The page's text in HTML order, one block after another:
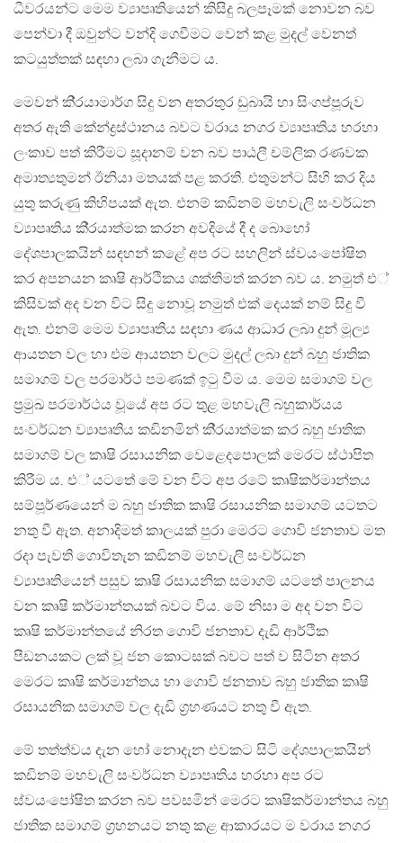
ධීවරයන්ට මෙම ව්‍යාපෘතියෙන් කිසිදු බලපෑමක් නොවන බව
පෙන්වා දී ඔවුන්ට වන්දි ගෙවීමට වෙන් කළ මුදල් වෙනත්
කටයුත්තක් සඳහා ලබා ගැනීමට ය.
මෙවන් කි‍්‍රයාමාර්ග සිදු වන අතරතුර ඩුබායි හා සිංගප්පූරුව
අතර ඇති කේන්ද්‍රස්ථානය බවට වරාය නගර ව්‍යාපෘතිය හරහා
ලංකාව පත් කිරීමට සූදානම් වන බව පාඨලී චම්ලික රණවක
අමාත්‍යතුමන් ඊනියා මතයක් පළ කරති. එතුමන්ට සිහි කර දිය
යුතු කරුණු කිහිපයක් ඇත. එනම් කඩිනම් මහවැලි සංවර්ධන
ව්‍යාපෘතිය කි‍්‍රයාත්මක කරන අවදියේ දී ද බොහෝ
දේශපාලකයින් සඳහන් කළේ අප රට සහලින් ස්වයංපෝෂිත
කර අපනයන කෘෂි ආර්ථිකය ශක්තිමත් කරන බව ය. නමුත් එ්
කිසිවක් අද වන විට සිදු නොවූ නමුත් එක් දෙයක් නම් සිදු වී
ඇත. එනම් මෙම ව්‍යාපෘතිය සඳහා ණය ආධාර ලබා දුන් මූල්‍ය
ආයතන වල හා එම ආයතන වලට මුදල් ලබා දුන් බහු ජාතික
සමාගම් වල පරමාර්ථ පමණක් ඉටු වීම ය. මෙම සමාගම් වල
ප‍්‍රමුඛ පරමාර්ථය වූයේ අප රට තුළ මහවැලි බහුකාර්යය
සංවර්ධන ව්‍යාපෘතිය කඩිනමින් කි‍්‍රයාත්මක කර බහු ජාතික
සමාගම් වල කෘෂි රසායනික වෙළෙදපොලක් මෙරට ස්ථාපිත
කිරීම ය. එ් යටතේ මේ වන විට අප රටේ කෘෂිකර්මාන්තය
සම්පූර්ණයෙන් ම බහු ජාතික කෘෂි රසායනික සමාගම් යටතට
නතු වී ඇත. අනාදිමත් කාලයක් පුරා මෙරට ගොවි ජනතාව මත
රදා පැවති ගොවිතැන කඩිනම් මහවැලි සංවර්ධන
ව්‍යාපෘතියෙන් පසුව කෘෂි රසායනික සමාගම් යටතේ පාලනය
වන කෘෂි කර්මාන්තයක් බවට විය. මේ නිසා ම අද වන විට
කෘෂි කර්මාන්තයේ නිරත ගොවි ජනතාව දැඩි ආර්ථික
පීඩනයකට ලක් වූ ජන කොටසක් බවට පත් ව සිටින අතර
මෙරට කෘෂි කර්මාන්තය හා ගොවි ජනතාව බහු ජාතික කෘෂි
රසායනික සමාගම් වල දැඩි ග‍්‍රහණයට නතු වී ඇත.
මේ තත්ත්වය දැන හෝ නොදැන එවකට සිටි දේශපාලකයින්
කඩිනම් මහවැලි සංවර්ධන ව්‍යාපෘතිය හරහා අප රට
ස්වයංපෝෂිත කරන බව පවසමින් මෙරට කෘෂිකර්මාන්තය බහු
ජාතික සමාගම් ග‍්‍රහනයට නතු කළ ආකාරයට ම වරාය නගර